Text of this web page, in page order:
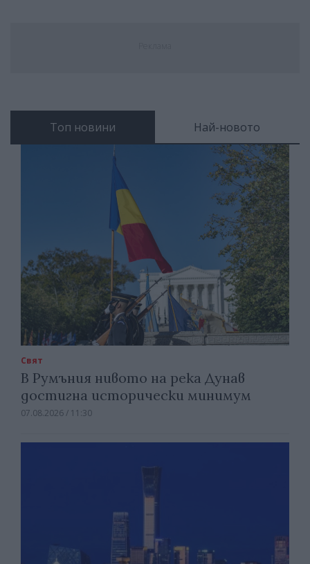
Топ новини Най-новото
Свят
В Румъния нивото на река Дунав
достигна исторически минимум
07.08.2026 / 11:30